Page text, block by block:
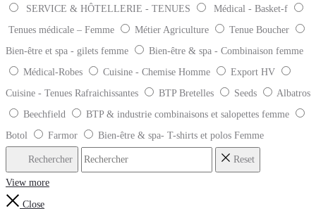
SERVICE & HÔTELLERIE - TENUES
Médical - Basket-f
Tenues médicale – Femme
Métier Agriculture
Tenue Boucher
Bien-être et spa - gilets femme
Bien-être & spa - Combinaison femme
Médical-Robes
Cuisine - Chemise Homme
Export HV
Cuisine - Tenues Rafraichissantes
BTP Bretelles Seeds
Albatros
Beechfield
BTP & industrie combinaisons et salopettes femme
Botol
Farmor Bien-être & spa- T-shirts et polos Femme
Rechercher Reset
View more
Close